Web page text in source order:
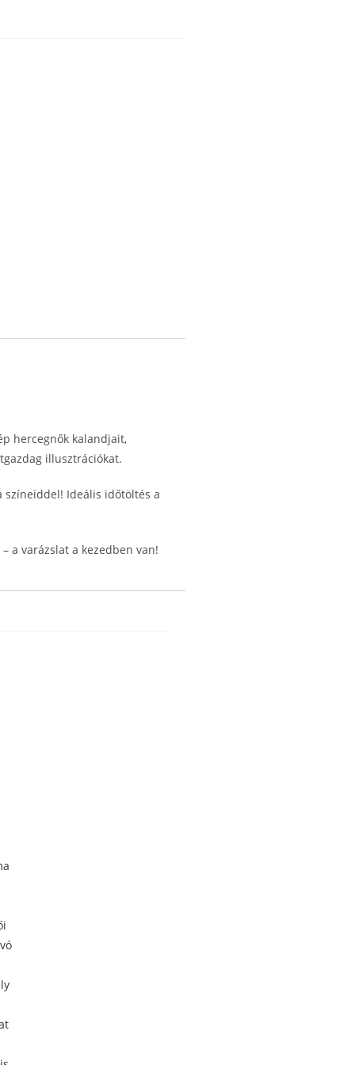
hercegnők kalandjait,
illusztrációkat.
színeiddel! Ideális időtöltés a
– a varázslat a kezedben van!